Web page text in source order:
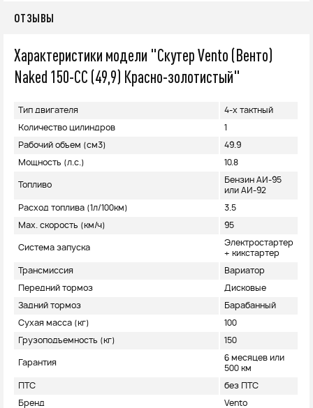
ОТЗЫВЫ
Характеристики модели "Скутер Vento (Венто)
Naked 150-СС (49,9) Красно-золотистый"
Тип двигателя 4-х тактный
Количество цилиндров 1
Рабочий объем (см3) 49.9
Мощность (л.с.) 10.8
Топливо
Бензин АИ-95
или АИ-92
Расход топлива (1л/100км) 3.5
Max. скорость (км/ч) 95
Система запуска
Электростартер
+ кикстартер
Трансмиссия Вариатор
Передний тормоз Дисковые
Задний тормоз Барабанный
Сухая масса (кг) 100
Грузоподъемность (кг) 150
Гарантия
6 месяцев или
500 км
ПТС без ПТС
Бренд Vento